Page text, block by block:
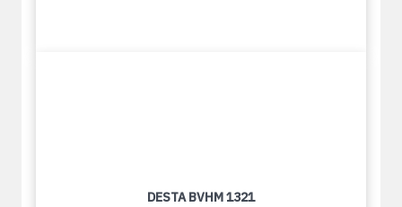
DESTA BVHM 1321